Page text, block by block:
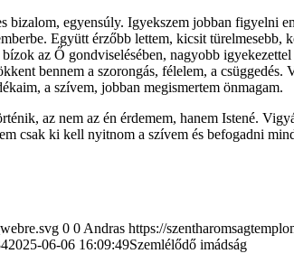
egyensúly. Igyekszem jobban figyelni
Együtt érzőbb lettem, kicsit
az Ő gondviselésében, nagyobb
bennem a szorongás, félelem, a
a szívem, jobban megismertem önmagam.
az nem az én érdemem, hanem Istené.
csak ki kell nyitnom a szívem és befogadni
0 0 Andras https://
2025-06-06 16:09:49Szemlélődő imádság